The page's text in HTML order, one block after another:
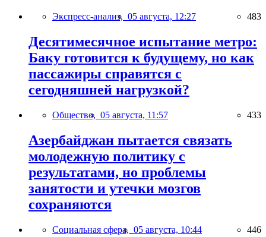
Экспресс-анализ, 05 августа, 12:27 483
Десятимесячное испытание метро:
Баку готовится к будущему, но как
пассажиры справятся с
сегодняшней нагрузкой?
Общество, 05 августа, 11:57 433
Азербайджан пытается связать
молодежную политику с
результатами, но проблемы
занятости и утечки мозгов
сохраняются
Социальная сфера, 05 августа, 10:44 446